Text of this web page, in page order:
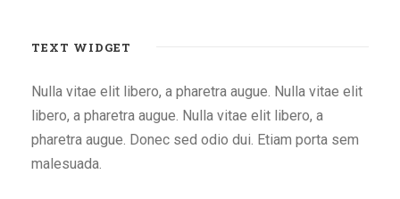
TEXT WIDGET
Nulla vitae elit libero, a pharetra augue. Nulla vitae elit
libero, a pharetra augue. Nulla vitae elit libero, a
pharetra augue. Donec sed odio dui. Etiam porta sem
malesuada.